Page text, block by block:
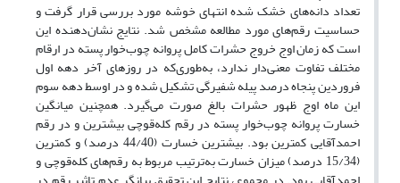
تعداد دانه‌های خشک شده انتهای خوشه مورد بررسی قرار گرفت و
حساسیت رقم‌های مورد مطالعه مشخص شد. نتایج نشان‌دهنده این
است که زمان اوج خروج حشرات کامل پروانه چوب‌خوار پسته در ارقام
مختلف تفاوت معنی‌دار ندارد، به‌طوری‌که در روزهای آخر دهه اول
فروردین پنجاه درصد پیله شفیرگی تشکیل شده و در اوسط دهه سوم
این ماه اوج ظهور حشرات بالغ صورت می‌گیرد. همچنین میانگین
خسارت پروانه چوب‌خوار پسته در رقم کله‌قوچی بیشترین و در رقم
احمدآقایی کمترین بود. بیشترین خسارت (44/40 درصد) و کمترین
(15/34 درصد) میزان خسارت به‌ترتیب مربوط به رقم‌های کله‌قوچی و